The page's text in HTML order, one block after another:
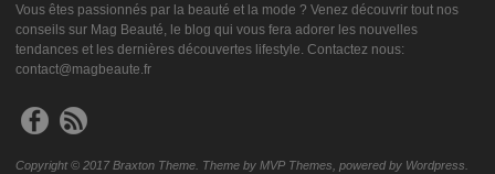
Vous êtes passionnés par la beauté et la mode ? Venez découvrir tout nos
conseils sur Mag Beauté, le blog qui vous fera adorer les nouvelles
tendances et les dernières découvertes lifestyle. Contactez nous:
contact@magbeaute.fr
Copyright © 2017 Braxton Theme. Theme by MVP Themes, powered by Wordpress.